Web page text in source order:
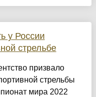
у России
стрельбе
призвало
стрельбы
мира 2022